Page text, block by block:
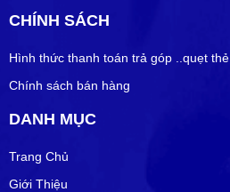
CHÍNH SÁCH
Hình thức thanh toán trả góp ..quẹt thẻ
Chính sách bán hàng
DANH MỤC
Trang Chủ
Giới Thiệu